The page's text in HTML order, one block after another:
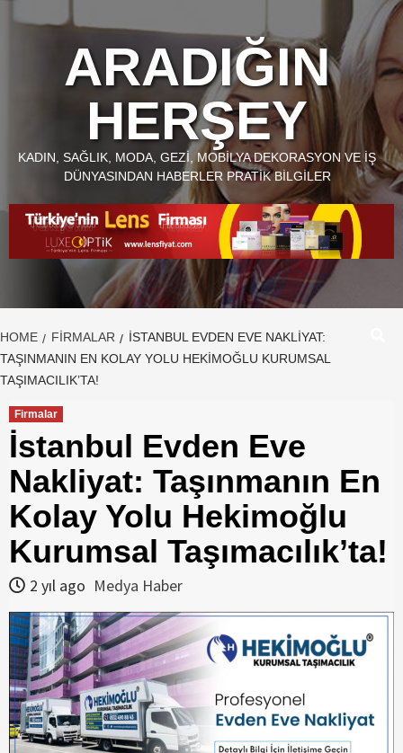
ARADIĞIN
HERŞEY
KADIN, SAĞLIK, MODA, GEZI, MOBILYA DEKORASYON VE İŞ
DÜNYASINDAN HABERLER PRATIK BILGILER
HOME FIRMALAR
İSTANBUL EVDEN EVE NAKLIYAT:
TAŞINMANIN EN KOLAY YOLU HEKIMOĞLU KURUMSAL
TAŞIMACILIK’TA!
Firmalar
İstanbul Evden Eve
Nakliyat: Taşınmanın En
Kolay Yolu Hekimoğlu
Kurumsal Taşımacılık’ta!
2 yıl ago Medya Haber